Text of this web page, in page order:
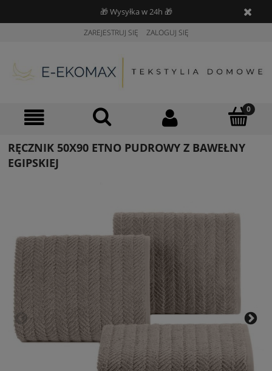
🎁 Wysyłka w 24h 🎁
ZAREJESTRUJ SIĘ ZALOGUJ SIĘ
RĘCZNIK 50X90 ETNO PUDROWY Z BAWEŁNY
EGIPSKIEJ